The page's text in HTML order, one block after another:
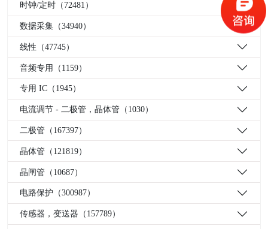
时钟/定时（72481）
数据采集（34940）
线性（47745）
音频专用（1159）
专用 IC（1945）
电流调节 - 二极管，晶体管（1030）
二极管（167397）
晶体管（121819）
晶闸管（10687）
电路保护（300987）
传感器，变送器（157789）